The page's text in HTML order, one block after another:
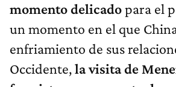
momento delicadopara el
un momento en el que
enfriamiento de sus
Occidente,la visita de